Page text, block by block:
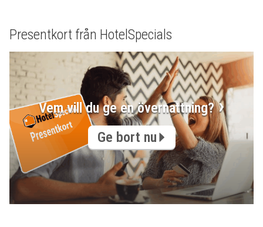
Presentkort från HotelSpecials
Vem vill du ge en övernattning?
Ge bort nu